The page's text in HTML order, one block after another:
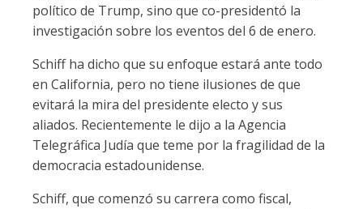
político de Trump, sino que co-presidentó la
investigación sobre los eventos del 6 de enero.
Schiff ha dicho que su enfoque estará ante todo
en California, pero no tiene ilusiones de que
evitará la mira del presidente electo y sus
aliados. Recientemente le dijo a la Agencia
Telegráfica Judía que teme por la fragilidad de la
democracia estadounidense.
Schiff, que comenzó su carrera como fiscal,